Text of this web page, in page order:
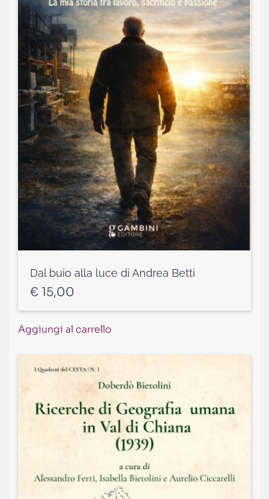
Dal buio alla luce di Andrea Betti
€ 15,00
Aggiungi al carrello